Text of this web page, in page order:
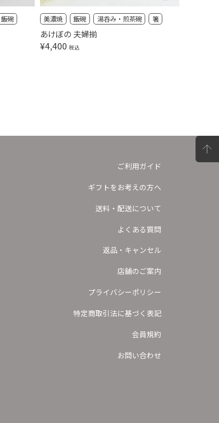
飯碗
あけぼの 夫婦揃
美濃焼 飯碗 湯呑み・煎茶碗 箸
¥4,400 税込
ご利用ガイド
ギフトをお考えの方へ
送料・配送について
よくある質問
返品・キャンセル
店舗のご案内
プライバシーポリシー
特定商取引法に基づく表記
会員規約
お問い合わせ